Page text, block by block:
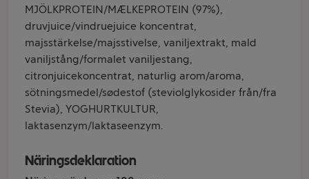
MJÖLKPROTEIN/MÆLKEPROTEIN (97%),
druvjuice/vindruejuice koncentrat,
majsstärkelse/majsstivelse, vaniljextrakt, mald
vaniljstång/formalet vaniljestang,
citronjuicekoncentrat, naturlig arom/aroma,
sötningsmedel/sødestof (steviolglykosider från/fra
Stevia), YOGHURTKULTUR,
laktasenzym/laktaseenzym.
Näringsdeklaration